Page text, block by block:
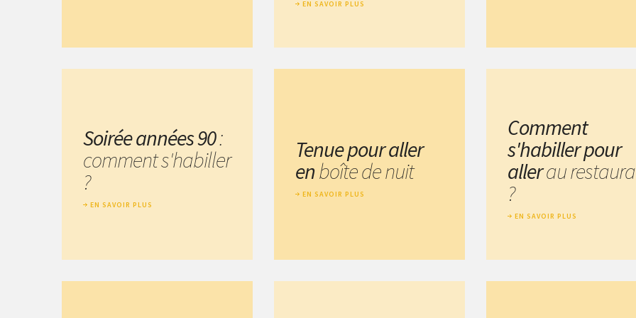
EN SAVOIR PLUS
Soirée années 90:
comment s'habiller
?
EN SAVOIR PLUS
Tenue pour aller
enboîte de nuit
EN SAVOIR PLUS
Comment
s'habiller pour
allerau
?
EN SAVOIR PLUS